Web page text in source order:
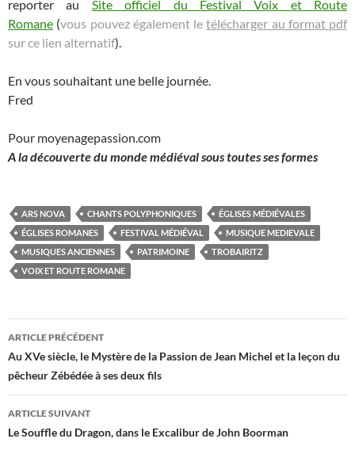
reporter au Site officiel du Festival Voix et Route
Romane (vous pouvez également letélécharger au format pdf
sur ce lien alternatif).
En vous souhaitant une belle journée.
Fred
Pour moyenagepassion.com
A la découverte du monde médiéval sous toutes ses formes
ARS NOVA CHANTS POLYPHONIQUES
ÉGLISES MÉDIÉVALES
ÉGLISES ROMANES
FESTIVAL MÉDIÉVAL
MUSIQUE MEDIEVALE
MUSIQUES ANCIENNES
PATRIMOINE
TROBAIRITZ
VOIX ET ROUTE ROMANE
Navigation
des
articles
ARTICLE PRÉCÉDENT
Au XVe siècle, le Mystère de la Passion de Jean Michel et la leçon du
pêcheur Zébédée à ses deux fils
ARTICLE SUIVANT
Le Souffle du Dragon, dans le Excalibur de John Boorman